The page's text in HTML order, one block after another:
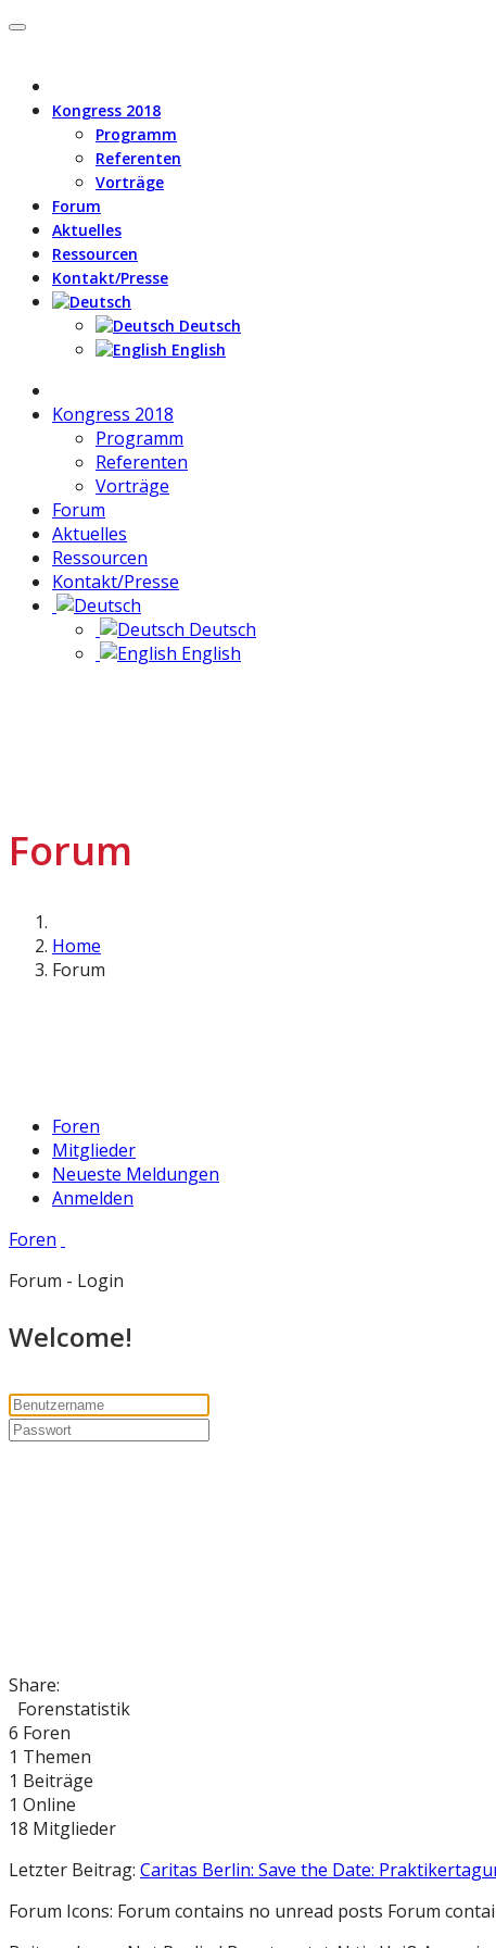
Kongress 2018
Programm
Referenten
Vorträge
Forum
Aktuelles
Ressourcen
Kontakt/Presse
Deutsch
English
Kongress 2018
Programm
Referenten
Vorträge
Forum
Aktuelles
Ressourcen
Kontakt/Presse
Deutsch
English
Forum
Home
Forum
Foren
Mitglieder
Neueste Meldungen
Anmelden
Foren
Forum - Login
Welcome!
Share:
Forenstatistik
6 Foren
1 Themen
1 Beiträge
1 Online
18 Mitglieder
Letzter Beitrag: Caritas Berlin: Save the Date:
Forum Icons: Forum contains no unread posts Forum